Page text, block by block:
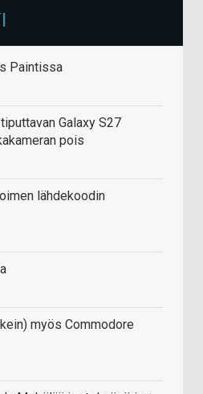
Paintissa
Galaxy S27
pois
lähdekoodin
myös Commodore